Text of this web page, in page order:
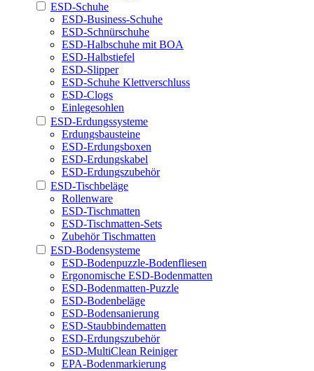
ESD-Schuhe
ESD-Business-Schuhe
ESD-Schnürschuhe
ESD-Halbschuhe mit BOA
ESD-Halbstiefel
ESD-Slipper
ESD-Schuhe Klettverschluss
ESD-Clogs
Einlegesohlen
ESD-Erdungssysteme
Erdungsbausteine
ESD-Erdungsboxen
ESD-Erdungskabel
ESD-Erdungszubehör
ESD-Tischbeläge
Rollenware
ESD-Tischmatten
ESD-Tischmatten-Sets
Zubehör Tischmatten
ESD-Bodensysteme
ESD-Bodenpuzzle-Bodenfliesen
Ergonomische ESD-Bodenmatten
ESD-Bodenmatten-Puzzle
ESD-Bodenbeläge
ESD-Bodensanierung
ESD-Staubbindematten
ESD-Erdungszubehör
ESD-MultiClean Reiniger
EPA-Bodenmarkierung